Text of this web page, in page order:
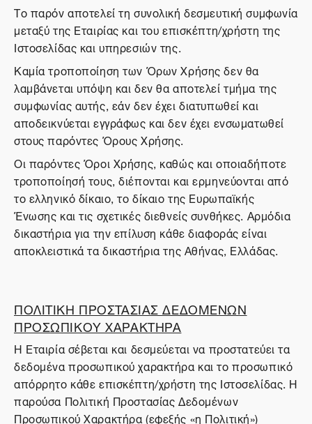
Το παρόν αποτελεί τη συνολική δεσμευτική συμφωνία
μεταξύ της Εταιρίας και του επισκέπτη/χρήστη της
Ιστοσελίδας και υπηρεσιών της.
Καμία τροποποίηση των Όρων Χρήσης δεν θα
λαμβάνεται υπόψη και δεν θα αποτελεί τμήμα της
συμφωνίας αυτής, εάν δεν έχει διατυπωθεί και
αποδεικνύεται εγγράφως και δεν έχει ενσωματωθεί
στους παρόντες Όρους Χρήσης.
Οι παρόντες Όροι Χρήσης, καθώς και οποιαδήποτε
τροποποίησή τους, διέπονται και ερμηνεύονται από
το ελληνικό δίκαιο, το δίκαιο της Ευρωπαϊκής
Ένωσης και τις σχετικές διεθνείς συνθήκες. Αρμόδια
δικαστήρια για την επίλυση κάθε διαφοράς είναι
αποκλειστικά τα δικαστήρια της Αθήνας, Ελλάδας.
ΠΟΛΙΤΙΚΗ ΠΡΟΣΤΑΣΙΑΣ ΔΕΔΟΜΕΝΩΝ
ΠΡΟΣΩΠΙΚΟΥ ΧΑΡΑΚΤΗΡΑ
Η Εταιρία σέβεται και δεσμεύεται να προστατεύει τα
δεδομένα προσωπικού χαρακτήρα και το προσωπικό
απόρρητο κάθε επισκέπτη/χρήστη της Ιστοσελίδας. Η
παρούσα Πολιτική Προστασίας Δεδομένων
Προσωπικού Χαρακτήρα (εφεξής «η Πολιτική»)